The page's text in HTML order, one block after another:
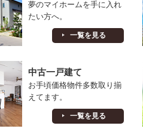
一覧を見る
夢のマイホームを手に入れ
たい方へ。
一覧を見る
中古一戸建て
お手頃価格物件多数取り揃
えてます。